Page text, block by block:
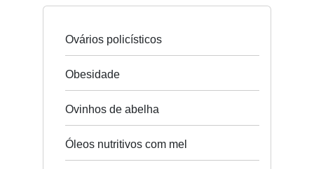
Ovários policísticos
Obesidade
Ovinhos de abelha
Óleos nutritivos com mel